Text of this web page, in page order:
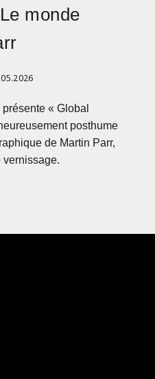
monde
« Global
posthume
de Martin Parr,
vernissage.